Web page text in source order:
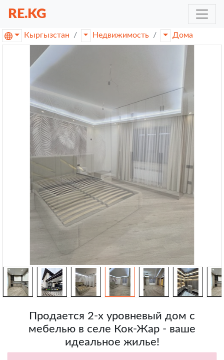
RE.KG
Кыргызстан Недвижимость Дома
Продается 2-х уровневый дом с
мебелью в селе Кок-Жар - ваше
идеальное жилье!